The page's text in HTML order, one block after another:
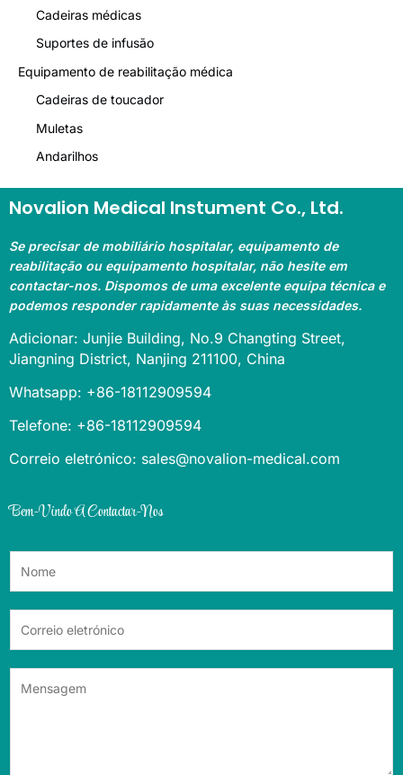
Cadeiras médicas
Suportes de infusão
Equipamento de reabilitação médica
Cadeiras de toucador
Muletas
Andarilhos
Novalion Medical Instument Co., Ltd.
Se precisar de mobiliário hospitalar, equipamento de
reabilitação ou equipamento hospitalar, não hesite em
contactar-nos. Dispomos de uma excelente equipa técnica e
podemos responder rapidamente às suas necessidades.
Adicionar: Junjie Building, No.9 Changting Street,
Jiangning District, Nanjing 211100, China
Whatsapp: +86-18112909594
Telefone: +86-18112909594
Correio eletrónico: sales@novalion-medical.com
Bem-Vindo A Contactar-Nos